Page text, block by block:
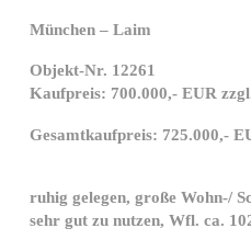
München – Laim
Objekt-Nr. 12261
Kaufpreis: 700.000,- EUR
Gesamtkaufpreis: 725.000,-
ruhig gelegen, große Wohn-/
sehr gut zu nutzen, Wfl. ca.